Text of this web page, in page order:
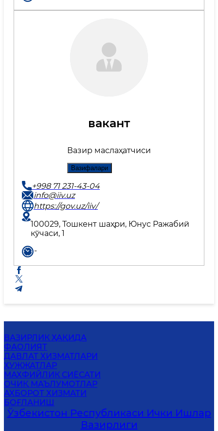
вакант
Вазир маслаҳатчиси
Вазифалари
+998 71 231-43-04
info@iiv.uz
https://gov.uz/iiv/
100029, Тошкент шаҳри, Юнус Ражабий
кўчаси, 1
-
ВАЗИРЛИК ҲАҚИДА
ФАОЛИЯТ
ДАВЛАТ ХИЗМАТЛАРИ
ҲУЖЖАТЛАР
MАХФИЙЛИК СИЁСАТИ
ОЧИҚ МАЪЛУМОТЛАР
АХБОРОТ ХИЗМАТИ
БОҒЛАНИШ
Ўзбекистон Республикаси Ички Ишлар
Вазирлиги